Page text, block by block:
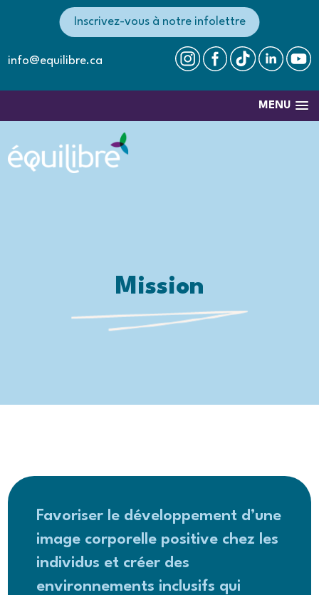
info@equilibre.ca
Inscrivez-vous à notre infolettre
MENU
Mission
Favoriser le développement d’une
image corporelle positive chez les
individus et créer des
environnements inclusifs qui